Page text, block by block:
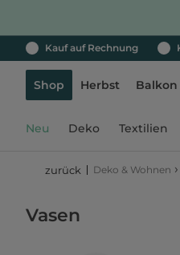
Kauf auf Rechnung
Shop Herbst Balkon
Neu Deko Textilien
zurück Deko & Wohnen ›
Vasen